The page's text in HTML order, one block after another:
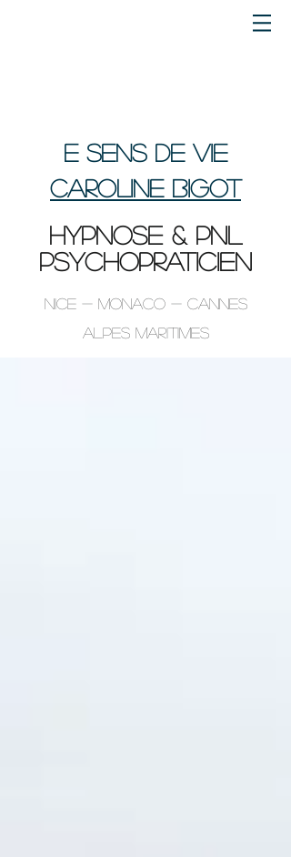
e sens de vie
Caroline BIGOT
HYPNOSE & PNL
psychopraticien
Nice - Monaco - Cannes
Alpes maritimes